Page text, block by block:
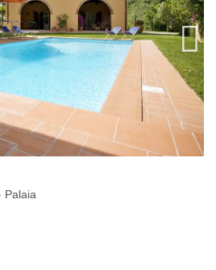
Palaia